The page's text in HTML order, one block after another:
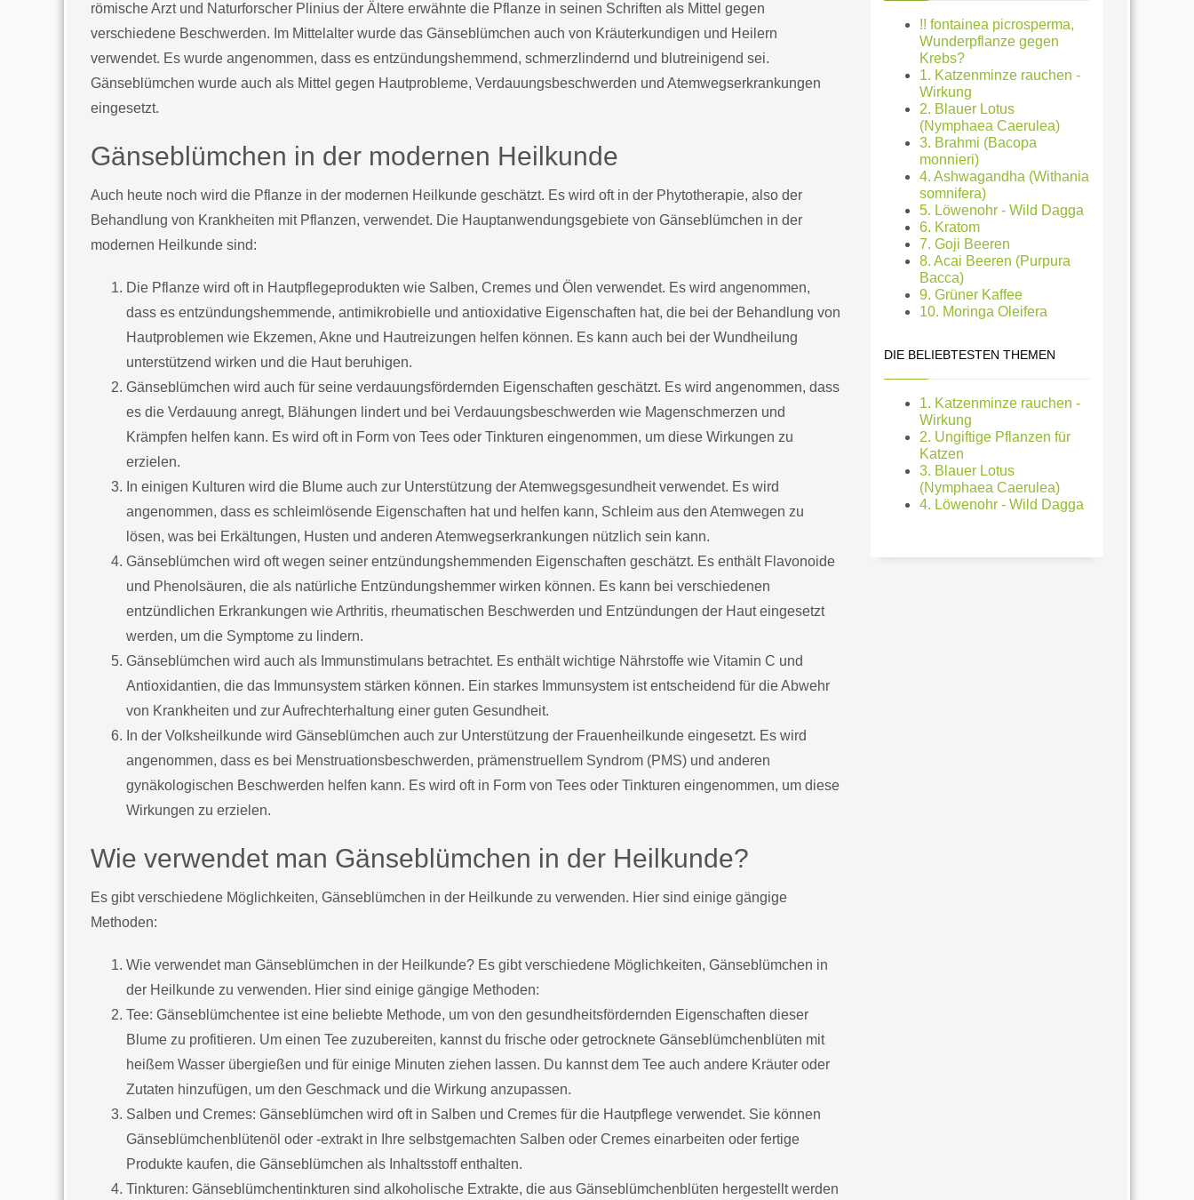
römische Arzt und Naturforscher Plinius der Ältere erwähnte die Pflanze in seinen Schriften als Mittel gegen
verschiedene Beschwerden. Im Mittelalter wurde das Gänseblümchen auch von Kräuterkundigen und Heilern
verwendet. Es wurde angenommen, dass es entzündungshemmend, schmerzlindernd und blutreinigend sei.
Gänseblümchen wurde auch als Mittel gegen Hautprobleme, Verdauungsbeschwerden und Atemwegserkrankungen
eingesetzt.
Gänseblümchen in der modernen Heilkunde
Auch heute noch wird die Pflanze in der modernen Heilkunde geschätzt. Es wird oft in der Phytotherapie, also der
Behandlung von Krankheiten mit Pflanzen, verwendet. Die Hauptanwendungsgebiete von Gänseblümchen in der
modernen Heilkunde sind:
Die Pflanze wird oft in Hautpflegeprodukten wie Salben, Cremes und Ölen verwendet. Es wird angenommen,
dass es entzündungshemmende, antimikrobielle und antioxidative Eigenschaften hat, die bei der Behandlung von
Hautproblemen wie Ekzemen, Akne und Hautreizungen helfen können. Es kann auch bei der Wundheilung
unterstützend wirken und die Haut beruhigen.
Gänseblümchen wird auch für seine verdauungsfördernden Eigenschaften geschätzt. Es wird angenommen, dass
es die Verdauung anregt, Blähungen lindert und bei Verdauungsbeschwerden wie Magenschmerzen und
Krämpfen helfen kann. Es wird oft in Form von Tees oder Tinkturen eingenommen, um diese Wirkungen zu
erzielen.
In einigen Kulturen wird die Blume auch zur Unterstützung der Atemwegsgesundheit verwendet. Es wird
angenommen, dass es schleimlösende Eigenschaften hat und helfen kann, Schleim aus den Atemwegen zu
lösen, was bei Erkältungen, Husten und anderen Atemwegserkrankungen nützlich sein kann.
Gänseblümchen wird oft wegen seiner entzündungshemmenden Eigenschaften geschätzt. Es enthält Flavonoide
und Phenolsäuren, die als natürliche Entzündungshemmer wirken können. Es kann bei verschiedenen
entzündlichen Erkrankungen wie Arthritis, rheumatischen Beschwerden und Entzündungen der Haut eingesetzt
werden, um die Symptome zu lindern.
Gänseblümchen wird auch als Immunstimulans betrachtet. Es enthält wichtige Nährstoffe wie Vitamin C und
Antioxidantien, die das Immunsystem stärken können. Ein starkes Immunsystem ist entscheidend für die Abwehr
von Krankheiten und zur Aufrechterhaltung einer guten Gesundheit.
In der Volksheilkunde wird Gänseblümchen auch zur Unterstützung der Frauenheilkunde eingesetzt. Es wird
angenommen, dass es bei Menstruationsbeschwerden, prämenstruellem Syndrom (PMS) und anderen
gynäkologischen Beschwerden helfen kann. Es wird oft in Form von Tees oder Tinkturen eingenommen, um diese
Wirkungen zu erzielen.
Wie verwendet man Gänseblümchen in der Heilkunde?
Es gibt verschiedene Möglichkeiten, Gänseblümchen in der Heilkunde zu verwenden. Hier sind einige gängige
Methoden:
Wie verwendet man Gänseblümchen in der Heilkunde? Es gibt verschiedene Möglichkeiten, Gänseblümchen in
der Heilkunde zu verwenden. Hier sind einige gängige Methoden:
Tee: Gänseblümchentee ist eine beliebte Methode, um von den gesundheitsfördernden Eigenschaften dieser
Blume zu profitieren. Um einen Tee zuzubereiten, kannst du frische oder getrocknete Gänseblümchenblüten mit
heißem Wasser übergießen und für einige Minuten ziehen lassen. Du kannst dem Tee auch andere Kräuter oder
Zutaten hinzufügen, um den Geschmack und die Wirkung anzupassen.
Salben und Cremes: Gänseblümchen wird oft in Salben und Cremes für die Hautpflege verwendet. Sie können
Gänseblümchenblütenöl oder -extrakt in Ihre selbstgemachten Salben oder Cremes einarbeiten oder fertige
Produkte kaufen, die Gänseblümchen als Inhaltsstoff enthalten.
Tinkturen: Gänseblümchentinkturen sind alkoholische Extrakte, die aus Gänseblümchenblüten hergestellt werden
!! fontainea picrosperma,
Wunderpflanze gegen
Krebs?
1. Katzenminze rauchen -
Wirkung
2. Blauer Lotus
(Nymphaea Caerulea)
3. Brahmi (Bacopa
monnieri)
4. Ashwagandha (Withania
somnifera)
5. Löwenohr - Wild Dagga
6. Kratom
7. Goji Beeren
8. Acai Beeren (Purpura
Bacca)
9. Grüner Kaffee
10. Moringa Oleifera
DIE BELIEBTESTEN THEMEN
1. Katzenminze rauchen -
Wirkung
2. Ungiftige Pflanzen für
Katzen
3. Blauer Lotus
(Nymphaea Caerulea)
4. Löwenohr - Wild Dagga